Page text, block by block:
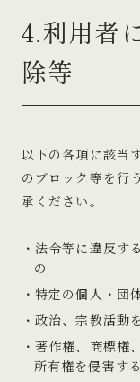
4.利用者
除等
以下の各項に該当
のブロック等を行
承ください。
法令等に違反す
の
特定の個人・団
政治、宗教活動
著作権、商標権
所有権を侵害す